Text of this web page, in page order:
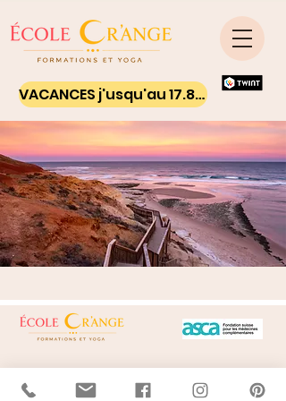
VACANCES j'usqu'au 17.8.26 - Ton yoga on line